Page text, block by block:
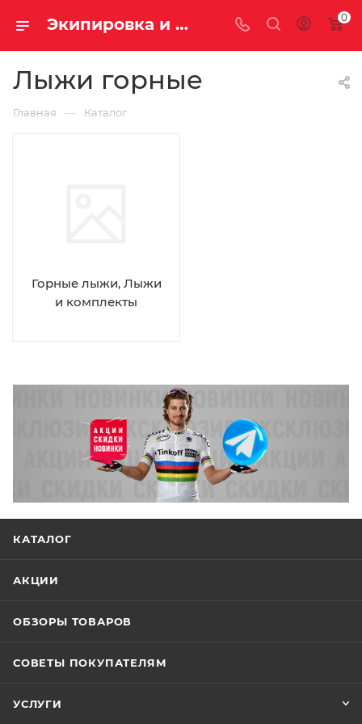
Экипировка и снаряжение для зимних видов спорта купить недорого с доставкой 0
Лыжи горные
Главная — Каталог
Горные лыжи, Лыжи
и комплекты
КАТАЛОГ
АКЦИИ
ОБЗОРЫ ТОВАРОВ
СОВЕТЫ ПОКУПАТЕЛЯМ
УСЛУГИ